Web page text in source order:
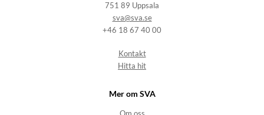
751 89 Uppsala
sva@sva.se
+46 18 67 40 00
Kontakt
Hitta hit
Mer om SVA